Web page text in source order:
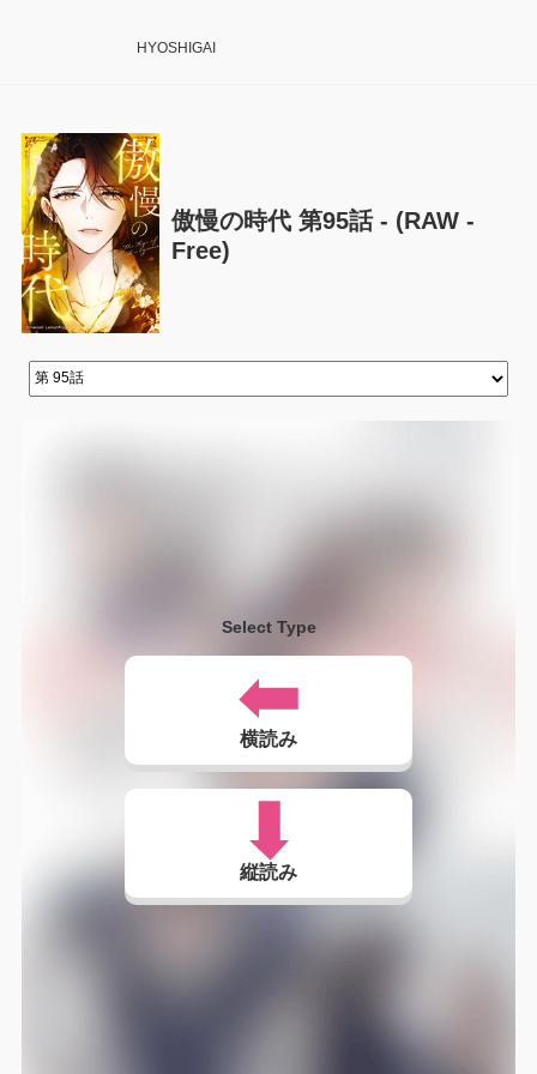
HYOSHIGAI
傲慢の時代 第95話 - (RAW -
Free)
Select Type
横読み
縦読み